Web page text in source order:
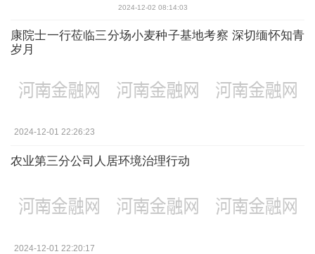
2024-12-02 08:14:03
康院士一行莅临三分场小麦种子基地考察 深切缅怀知青
岁月
2024-12-01 22:26:23
农业第三分公司人居环境治理行动
2024-12-01 22:20:17